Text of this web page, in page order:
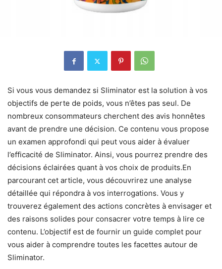
Si vous vous demandez si Sliminator est la solution à vos
objectifs de perte de poids, vous n’êtes pas seul. De
nombreux consommateurs cherchent des avis honnêtes
avant de prendre une décision. Ce contenu vous propose
un examen approfondi qui peut vous aider à évaluer
l’efficacité de Sliminator. Ainsi, vous pourrez prendre des
décisions éclairées quant à vos choix de produits.En
parcourant cet article, vous découvrirez une analyse
détaillée qui répondra à vos interrogations. Vous y
trouverez également des actions concrètes à envisager et
des raisons solides pour consacrer votre temps à lire ce
contenu. L’objectif est de fournir un guide complet pour
vous aider à comprendre toutes les facettes autour de
Sliminator.